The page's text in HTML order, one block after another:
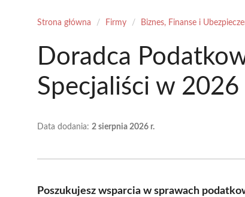
Strona główna / Firmy / Biznes, Finanse i
Doradca
Specjaliści w 2026
Data dodania: 2 sierpnia 2026 r.
Poszukujesz wsparcia w sprawach